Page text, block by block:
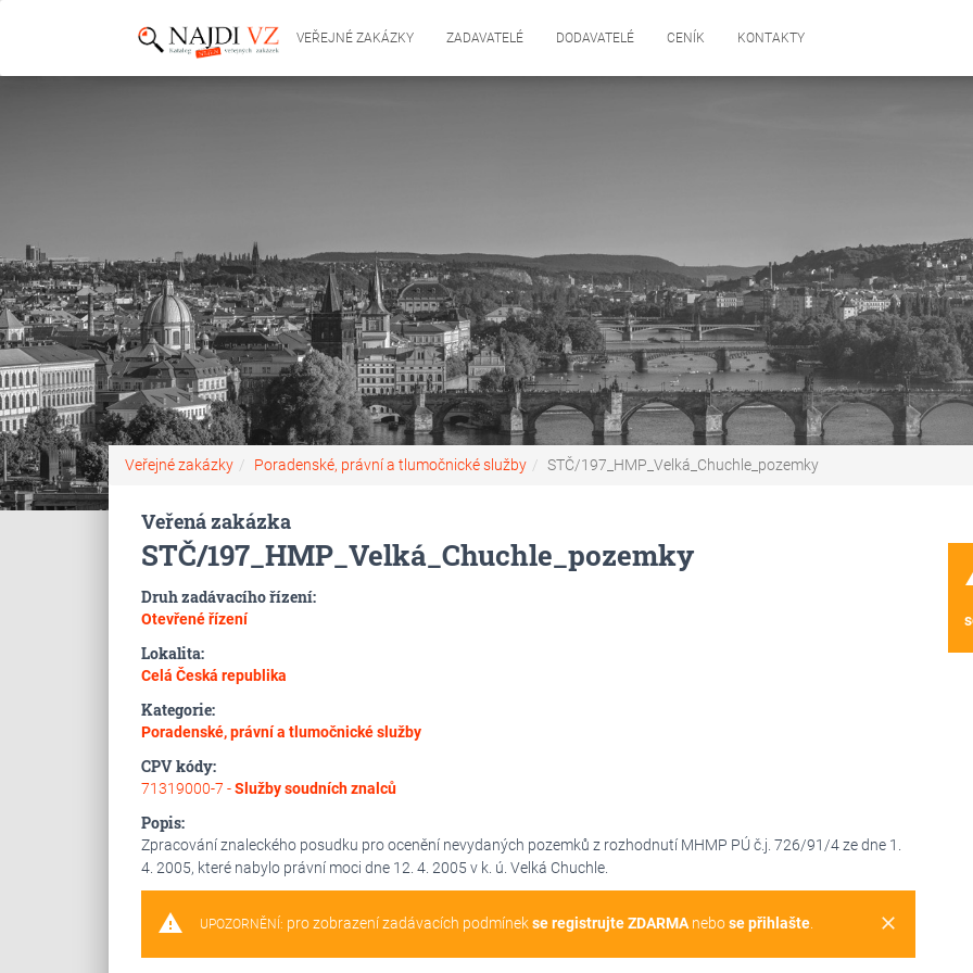
VEŘEJNÉ ZAKÁZKY ZADAVATELÉ DODAVATELÉ CENÍK KONTAKTY
Veřejné zakázky Poradenské, právní a tlumočnické služby STČ/197_HMP_Velká_Chuchle_pozemky
Veřená zakázka
STČ/197_HMP_Velká_Chuchle_pozemky
Druh zadávacího řízení:
Otevřené řízení
Lokalita:
Celá Česká republika
Kategorie:
Poradenské, právní a tlumočnické služby
CPV kódy:
71319000-7 -Služby soudních znalců
Popis:
Zpracování znaleckého posudku pro ocenění nevydaných pozemků z rozhodnutí MHMP PÚ č.j. 726/91/4 ze dne 1.
4. 2005, které nabylo právní moci dne 12. 4. 2005 v k. ú. Velká Chuchle.
warning clear
UPOZORNĚNÍ: pro zobrazení zadávacích podmínekse registrujte ZDARMAnebose přihlašte.